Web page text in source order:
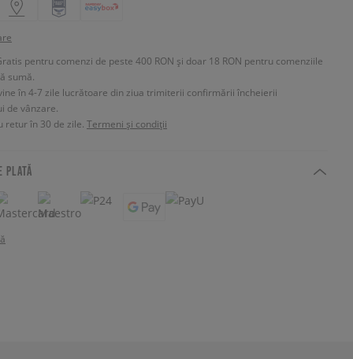
pentru comenzi de peste 400 RON și doar 18 RON pentru comenziile
sumă.
în 4-7 zile lucrătoare din ziua trimiterii confirmării încheierii
de vânzare.
retur în 30 de zile. Termeni și condiții
PLATĂ